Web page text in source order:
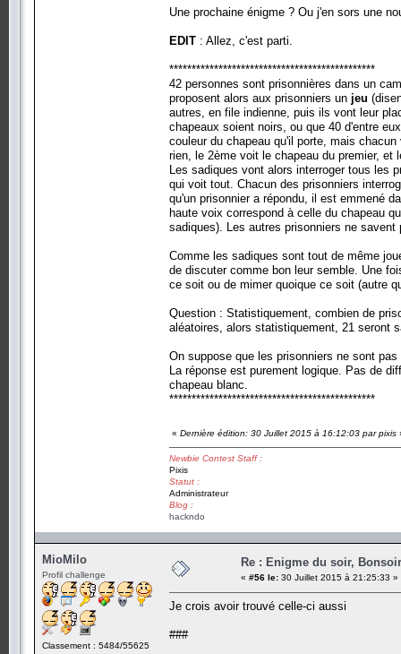
[51, [2, 2, 7, 23]]
[51, [2, 2, 2, 3, 3, 3, 3]]
[51, [2, 5, 5, 13]]
[53, [2, 2, 2, 2, 3, 5]]
[53, [2, 2, 2, 3, 3, 5]]
[53, [2, 5, 43]]
[53, [2, 2, 3, 41]]
[53, [2, 2, 2, 5, 13]]
[53, [2, 3, 5, 19]]
[53, [2, 2, 2, 2, 37]]
[53, [2, 2, 3, 3, 17]]
[53, [2, 17, 19]]
[53, [2, 2, 3, 5, 11]]
[53, [2, 2, 2, 2, 2, 3, 7]]
[53, [2, 11, 31]]
[53, [2, 3, 5, 23]]
[53, [2, 2, 2, 3, 29]]
[53, [2, 2, 5, 5, 7]]
Une prochaine énigme ? Ou j'en sors une
EDIT : Allez, c'est parti.
**********************************************
42 personnes sont prisonnières dans un
proposent alors aux prisonniers un jeu
autres, en file indienne, puis ils vont leur
chapeaux soient noirs, ou que 40 d'entre
couleur du chapeau qu'il porte, mais
rien, le 2ème voit le chapeau du premier,
Les sadiques vont alors interroger tous
qui voit tout. Chacun des prisonniers
qu'un prisonnier a répondu, il est emmené
haute voix correspond à celle du chapeau
sadiques). Les autres prisonniers ne
Comme les sadiques sont tout de même
de discuter comme bon leur semble. Une
ce soit ou de mimer quoique ce soit (autre
Question : Statistiquement, combien de
aléatoires, alors statistiquement, 21 seront
On suppose que les prisonniers ne sont pas
La réponse est purement logique. Pas de
chapeau blanc.
**********************************************
« Dernière édition: 30 Juillet 2015 à 16:12:03 par pixis
Newbie Contest Staff :
Pixis
Statut :
Administrateur
Blog :
hackndo
MioMilo
Profil challenge
Classement : 5484/55625
Re : Enigme du soir,
« #56 le: 30 Juillet 2015 à 21:25:33 »
Je crois avoir trouvé celle-ci aussi
###